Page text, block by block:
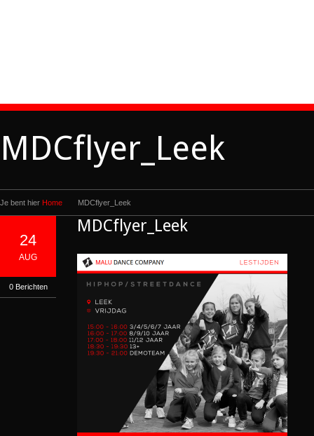
MDCflyer_Leek
Je bent hier Home MDCflyer_Leek
24
AUG
0 Berichten
MDCflyer_Leek